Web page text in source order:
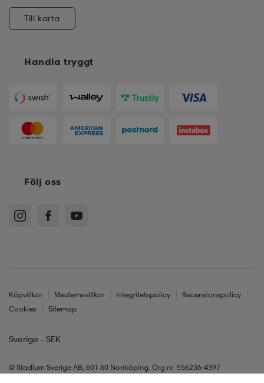
Handla tryggt
Till karta
Följ oss
Köpvillkor Medlemsvillkor Integritetspolicy
Recensionspolicy
Cookies
Sitemap
Sverige - SEK
© Stadium Sverige AB, 601 60 Norrköping. Org.nr. 556236-4397